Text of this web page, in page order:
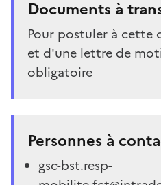
Documents à
Pour postuler à cette
et d'une lettre de
obligatoire
Personnes à
gsc-bst.resp-